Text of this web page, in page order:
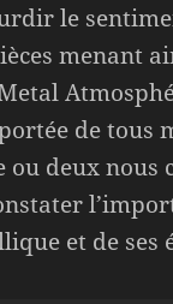
le
menant
de
ou deux
et de ses